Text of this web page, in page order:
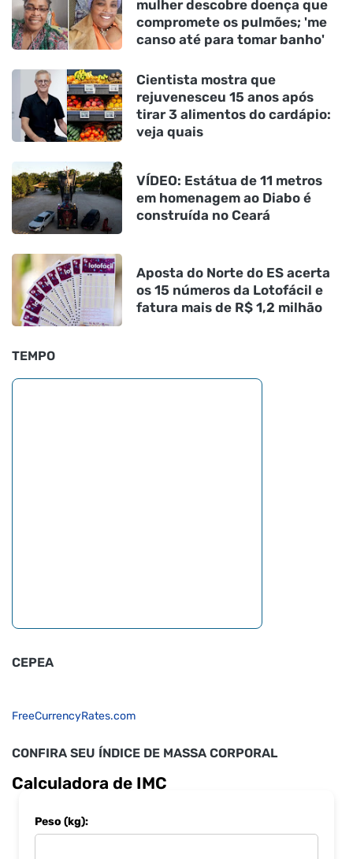
mulher descobre doença que
compromete os pulmões; 'me
canso até para tomar banho'
Cientista mostra que
rejuvenesceu 15 anos após
tirar 3 alimentos do cardápio:
veja quais
VÍDEO: Estátua de 11 metros
em homenagem ao Diabo é
construída no Ceará
Aposta do Norte do ES acerta
os 15 números da Lotofácil e
fatura mais de R$ 1,2 milhão
TEMPO
CEPEA
FreeCurrencyRates.com
CONFIRA SEU ÍNDICE DE MASSA CORPORAL
Calculadora de IMC
Peso (kg):